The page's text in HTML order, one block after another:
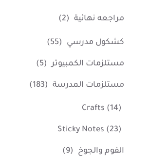
مراجعه نهائية (2)
كشكول مدرسي (55)
مستلزمات الكمبيوتر (5)
مستلزمات المدرسة (183)
Crafts (14)
Sticky Notes (23)
الفوم والجوخ (9)